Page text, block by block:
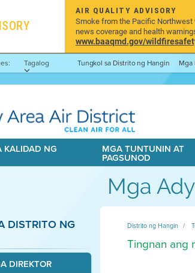
AIR QUALITY ADVISORY
Smoke from the Pacific
news coverage and health
www.baaqmd.gov/
Tagalog Tungkol sa Distrito ng Hangin Mga
KALIDAD NG
MGA TUNTUNIN AT
PAGSUNOD
Mga
DISTRITO NG
DIREKTOR
Distrito ng Hangin
Tingnan ang